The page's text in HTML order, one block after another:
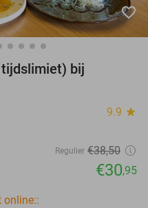
favorite_border
tijdslimiet) bij
9.9 star
Regulier €38,50
€30,95
online::